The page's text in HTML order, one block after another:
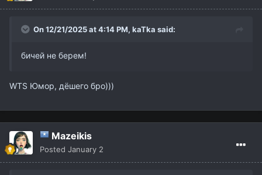
On 12/21/2025 at 4:14 PM, kaTka said:
бичей не берем!
WTS Юмор, дёшего бро)))
Mazeikis
Posted January 2